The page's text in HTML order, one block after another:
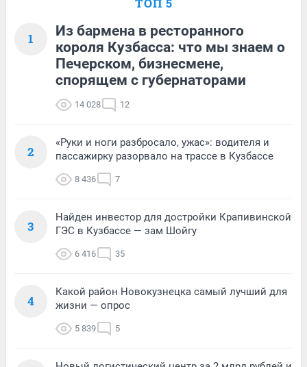
ТОП 5
1
Из бармена в ресторанного
короля Кузбасса: что мы знаем о
Печерском, бизнесмене,
спорящем с губернаторами
14 028 12
2
«Руки и ноги разбросало, ужас»: водителя и
пассажирку разорвало на трассе в Кузбассе
8 436 7
3
Найден инвестор для достройки Крапивинской
ГЭС в Кузбассе — зам Шойгу
6 416 35
4
Какой район Новокузнецка самый лучший для
жизни — опрос
5 839 5